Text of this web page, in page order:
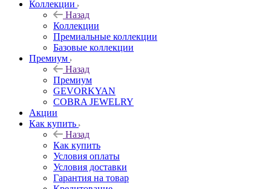
Коллекции
Назад
Коллекции
Премиальные коллекции
Базовые коллекции
Премиум
Назад
Премиум
GEVORKYAN
COBRA JEWELRY
Акции
Как купить
Назад
Как купить
Условия оплаты
Условия доставки
Гарантия на товар